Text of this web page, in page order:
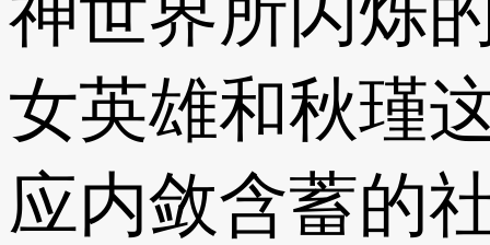
女英雄和秋瑾
应内敛含蓄的